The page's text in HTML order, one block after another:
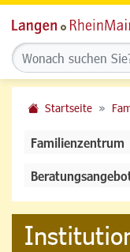
Startseite
Familienzentrum